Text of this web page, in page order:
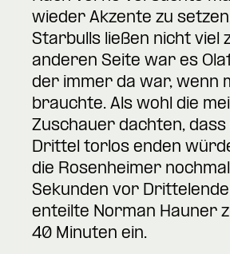
wieder Akzente zu
Starbulls ließen nicht viel
anderen Seite war es
der immer da war, wenn
brauchte. Als wohl die
Zuschauer dachten, dass
Drittel torlos enden
die Rosenheimer
Sekunden vor
enteilte Norman Hauner
40 Minuten ein.